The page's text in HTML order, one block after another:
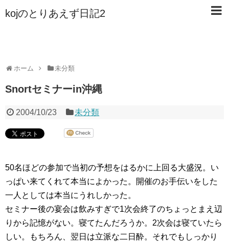
kojのとりあえず日記2
ホーム 未分類
Snortセミナーin沖縄
2004/10/23 未分類
50名ほどの参加で当初の予想をはるかに上回る大盛況。い
っぱい来てくれて本当によかった。開催のお手伝いをした
一人としては本当にうれしかった。
セミナー後の宴会は飲みすぎで1次会終了のちょっとまえ辺
りから記憶がない。寝てたんだろうか。2次会は寝ていたら
しい。もちろん、翌日は立派な二日酔。それでもしっかり